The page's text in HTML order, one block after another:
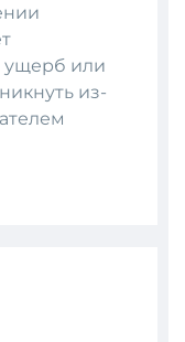
ущерб или
из-